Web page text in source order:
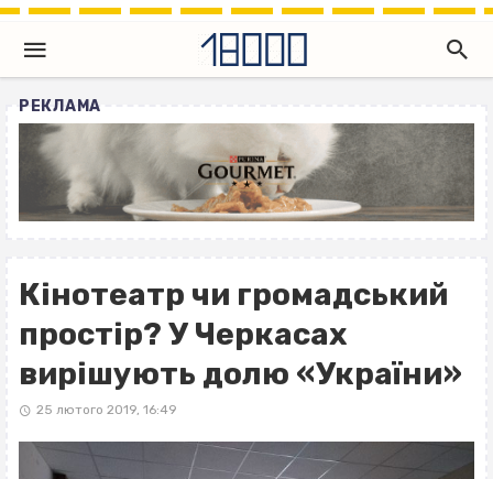
РЕКЛАМА
Кінотеатр чи громадський
простір? У Черкасах
вирішують долю «України»
25 лютого 2019, 16:49